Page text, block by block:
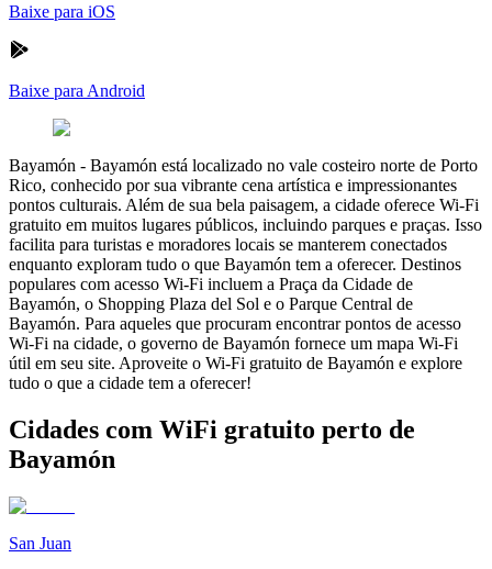
Baixe para iOS
Baixe para Android
Bayamón - Bayamón está localizado no vale costeiro norte de Porto
Rico, conhecido por sua vibrante cena artística e impressionantes
pontos culturais. Além de sua bela paisagem, a cidade oferece Wi-Fi
gratuito em muitos lugares públicos, incluindo parques e praças. Isso
facilita para turistas e moradores locais se manterem conectados
enquanto exploram tudo o que Bayamón tem a oferecer. Destinos
populares com acesso Wi-Fi incluem a Praça da Cidade de
Bayamón, o Shopping Plaza del Sol e o Parque Central de
Bayamón. Para aqueles que procuram encontrar pontos de acesso
Wi-Fi na cidade, o governo de Bayamón fornece um mapa Wi-Fi
útil em seu site. Aproveite o Wi-Fi gratuito de Bayamón e explore
tudo o que a cidade tem a oferecer!
Cidades com WiFi gratuito perto de
Bayamón
San Juan